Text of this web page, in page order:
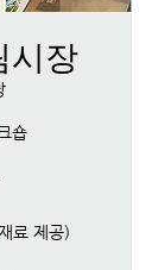
시장
숍
료 제공)